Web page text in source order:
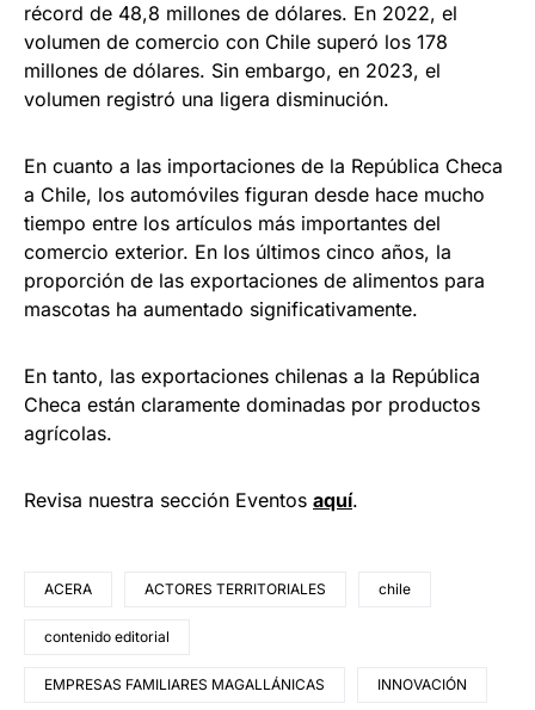
récord de 48,8 millones de dólares. En 2022, el
volumen de comercio con Chile superó los 178
millones de dólares. Sin embargo, en 2023, el
volumen registró una ligera disminución.
En cuanto a las importaciones de la República Checa
a Chile, los automóviles figuran desde hace mucho
tiempo entre los artículos más importantes del
comercio exterior. En los últimos cinco años, la
proporción de las exportaciones de alimentos para
mascotas ha aumentado significativamente.
En tanto, las exportaciones chilenas a la República
Checa están claramente dominadas por productos
agrícolas.
Revisa nuestra sección Eventos aquí.
ACERA ACTORES TERRITORIALES chile
contenido editorial
EMPRESAS FAMILIARES MAGALLÁNICAS INNOVACIÓN